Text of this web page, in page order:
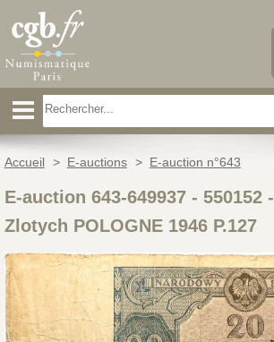
Accueil > E-auctions > E-auction n°643
E-auction 643-649937 - 550152-
Zlotych POLOGNE 1946 P.127